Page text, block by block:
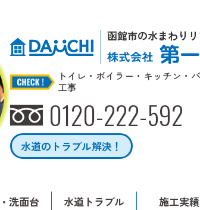
函館市の水まわり
トイレ・ボイラー・キッチン・
工事
0120-222-592
水道のトラブル解決！
洗面台 水道トラブル 施工実績